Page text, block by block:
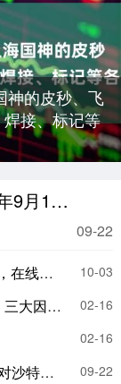
神的皮秒、飞
接、标记等
35683户
09-22
过万
10-03
动后市
02-16
02-16
伞”？
09-22